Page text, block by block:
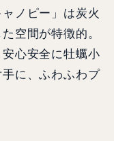
ノピー」は炭火
空間が特徴的。
心安全に牡蠣小
に、ふわふわプ